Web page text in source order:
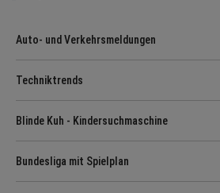
Auto- und Verkehrsmeldungen
Techniktrends
Blinde Kuh - Kindersuchmaschine
Bundesliga mit Spielplan